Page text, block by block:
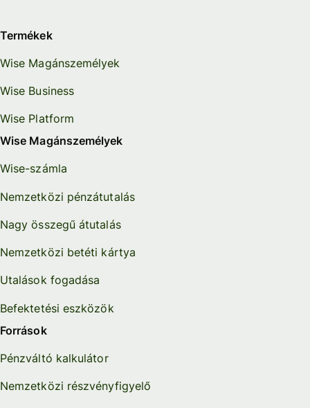
Termékek
Wise Magánszemélyek
Wise Business
Wise Platform
Wise Magánszemélyek
Wise-számla
Nemzetközi pénzátutalás
Nagy összegű átutalás
Nemzetközi betéti kártya
Utalások fogadása
Befektetési eszközök
Források
Pénzváltó kalkulátor
Nemzetközi részvényfigyelő